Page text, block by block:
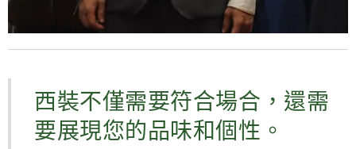
西裝不僅需要符合場合，還需
要展現您的品味和個性。